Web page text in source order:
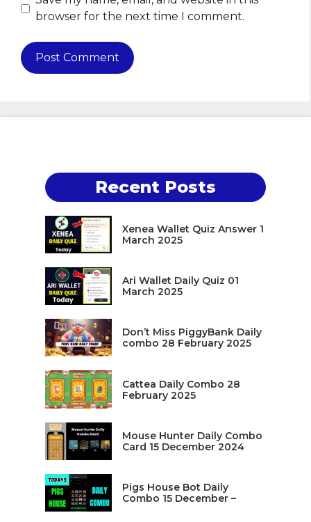
browser for the next time I comment.
Recent Posts
Xenea Wallet Quiz Answer 1
March 2025
Ari Wallet Daily Quiz 01
March 2025
Don’t Miss PiggyBank Daily
combo 28 February 2025
Cattea Daily Combo 28
February 2025
Mouse Hunter Daily Combo
Card 15 December 2024
Pigs House Bot Daily
Combo 15 December –